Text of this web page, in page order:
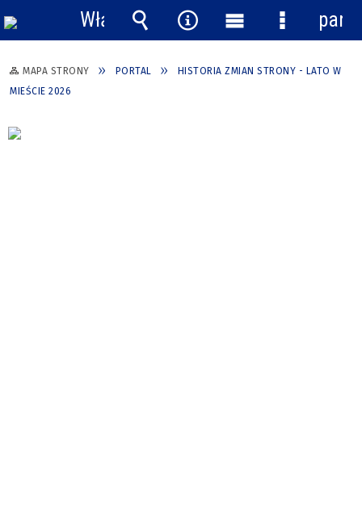
MAPA STRONY PORTAL
HISTORIA ZMIAN STRONY - LATO W
MIEŚCIE 2026
Włącz
powiadomienia
Wyszukiwarka
Narzędzia
Menu
główne
Menu
panel